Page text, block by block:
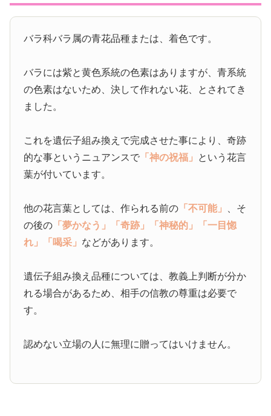
バラ科バラ属の青花品種または、着色です。
バラには紫と黄色系統の色素はありますが、青系統
の色素はないため、決して作れない花、とされてき
ました。
これを遺伝子組み換えで完成させた事により、奇跡
的な事というニュアンスで 「神の祝福」 という花言
葉が付いています。
他の花言葉としては、作られる前の 「不可能」
、そ
の後の 「夢かなう」 「奇跡」 「神秘的」
「一目惚
れ」
「喝采」 などがあります。
遺伝子組み換え品種については、教義上判断が分か
れる場合があるため、相手の信教の尊重は必要で
す。
認めない立場の人に無理に贈ってはいけません。